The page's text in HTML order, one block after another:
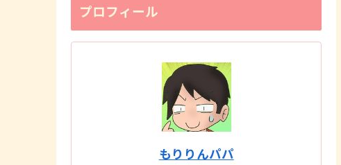
プロフィール
もりりんパパ